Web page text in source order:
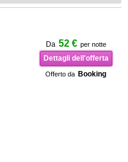
Da 52 € per notte
Dettagli dell'offerta
Offerto da Booking